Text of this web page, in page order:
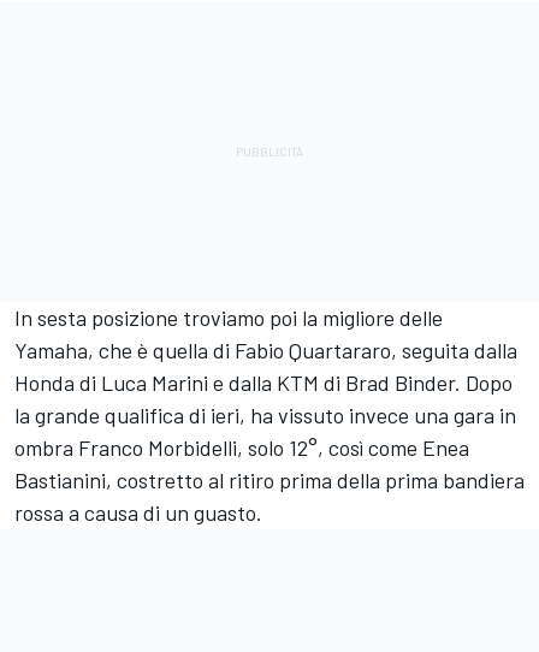
In sesta posizione troviamo poi la migliore delle
Yamaha, che è quella di Fabio Quartararo, seguita dalla
Honda di Luca Marini e dalla KTM di Brad Binder. Dopo
la grande qualifica di ieri, ha vissuto invece una gara in
ombra Franco Morbidelli, solo 12°, così come Enea
Bastianini, costretto al ritiro prima della prima bandiera
rossa a causa di un guasto.